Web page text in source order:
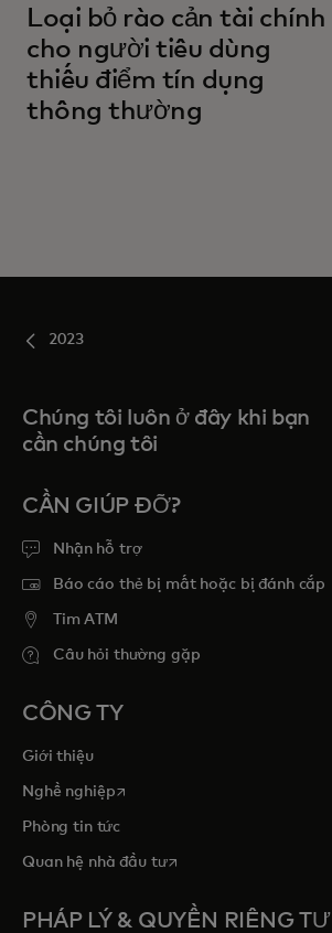
Loại bỏ rào cản tài chính
cho người tiêu dùng
thiếu điểm tín dụng
thông thường
2023
Chúng tôi luôn ở đây khi bạn
cần chúng tôi
CẦN GIÚP ĐỠ?
Nhận hỗ trợ
Báo cáo thẻ bị mất hoặc bị đánh cắp
Tim ATM
Câu hỏi thường gặp
CÔNG TY
Giới thiệu
Nghề nghiệpopens in a new tab
Phòng tin tức
Quan hệ nhà đầu tưopens in a new tab
PHÁP LÝ & QUYỀN RIÊNG TƯ